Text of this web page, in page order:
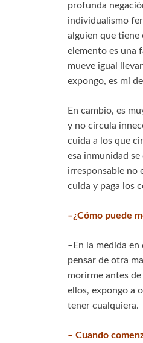
profunda
individualismo
alguien que tiene
elemento es una
mueve igual
expongo, es mi
En cambio, es
y no circula
cuida a los que
esa inmunidad
irresponsable no
cuida y paga los
–¿Cómo puede
–En la medida
pensar de otra
morirme antes de
ellos, expongo a
tener cualquiera.
– Cuando